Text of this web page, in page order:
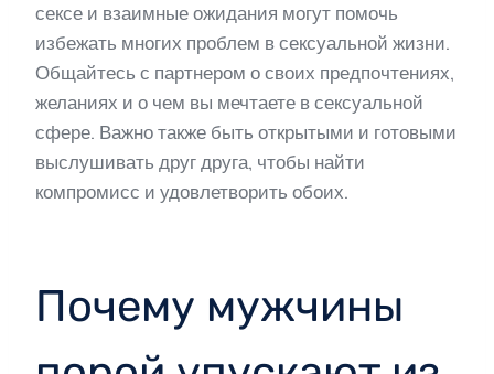
сексе и взаимные ожидания могут помочь
избежать многих проблем в сексуальной жизни.
Общайтесь с партнером о своих предпочтениях,
желаниях и о чем вы мечтаете в сексуальной
сфере. Важно также быть открытыми и готовыми
выслушивать друг друга, чтобы найти
компромисс и удовлетворить обоих.
Почему мужчины